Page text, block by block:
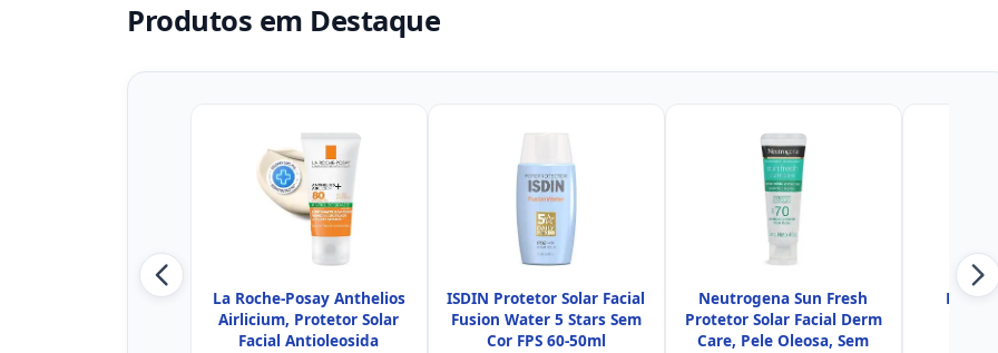
Produtos em Destaque
La Roche-Posay Anthelios
Airlicium, Protetor Solar
Facial Antioleosida
ISDIN Protetor Solar Facial
Fusion Water 5 Stars Sem
Cor FPS 60-50ml
Neutrogena Sun Fresh
Protetor Solar Facial Derm
Care, Pele Oleosa, Sem